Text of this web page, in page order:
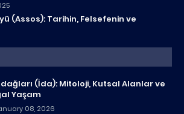
(Assos): Tarihin, Felsefenin ve
(İda): Mitoloji, Kutsal Alanlar ve
Yaşam
08, 2026